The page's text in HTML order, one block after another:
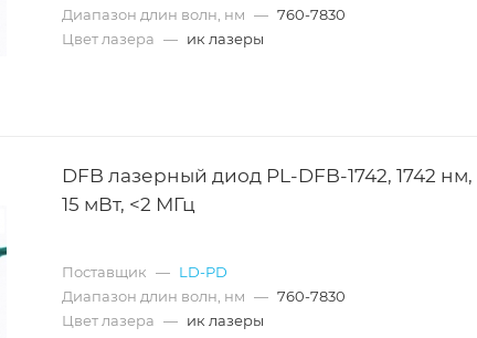
Диапазон длин волн, нм — 760-7830
Цвет лазера — ик лазеры
DFB лазерный диод PL-DFB-1742, 1742 нм,
15 мВт, <2 МГц
Поставщик — LD-PD
Диапазон длин волн, нм — 760-7830
Цвет лазера — ик лазеры